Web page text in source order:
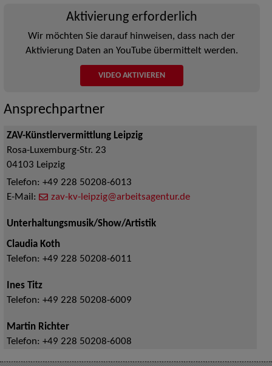
Aktivierung erforderlich
Wir möchten Sie darauf hinweisen, dass nach der
Aktivierung Daten an YouTube übermittelt werden.
VIDEO AKTIVIEREN
Ansprechpartner
ZAV-Künstlervermittlung Leipzig
Rosa-Luxemburg-Str. 23
04103 Leipzig
Telefon: +49 228 50208-6013
E-Mail:
zav-kv-leipzig@arbeitsagentur.de
Unterhaltungsmusik/Show/Artistik
Claudia Koth
Telefon: +49 228 50208-6011
Ines Titz
Telefon: +49 228 50208-6009
Martin Richter
Telefon: +49 228 50208-6008